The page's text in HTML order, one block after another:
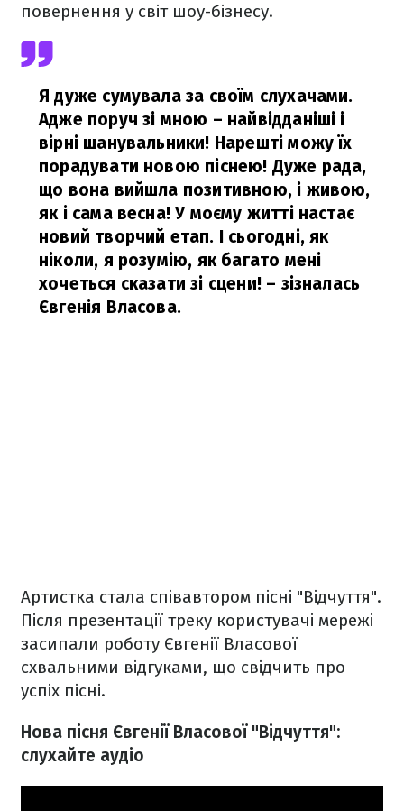
повернення у світ шоу-бізнесу.
Я дуже сумувала за своїм слухачами.
Адже поруч зі мною – найвідданіші і
вірні шанувальники! Нарешті можу їх
порадувати новою піснею! Дуже рада,
що вона вийшла позитивною, і живою,
як і сама весна! У моєму житті настає
новий творчий етап. І сьогодні, як
ніколи, я розумію, як багато мені
хочеться сказати зі сцени!– зізналась
Євгенія Власова.
Артистка стала співавтором пісні "Відчуття".
Після презентації треку користувачі мережі
засипали роботу Євгенії Власової
схвальними відгуками, що свідчить про
успіх пісні.
Нова пісня Євгенії Власової "Відчуття":
слухайте аудіо